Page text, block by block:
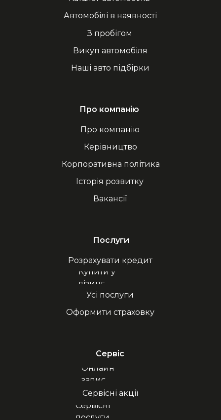
З пробігом
Автомобілі в наявності
Викуп автомобіля
Наші авто підбірки
Онлайн
запис
Сервісні
послуги
Сервісні акції
Сервіс
Про компанію
Корпоративна політика
Керівництво
Історія розвитку
Вакансії
Про компанію
Купити у
лізинг
Оформити страховку
Усі послуги
Послуги
Розрахувати кредит